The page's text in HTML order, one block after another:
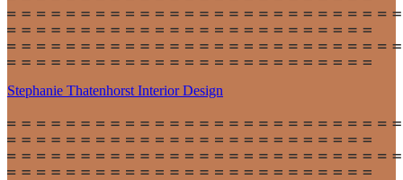
Stephanie Thatenhorst Interior Design